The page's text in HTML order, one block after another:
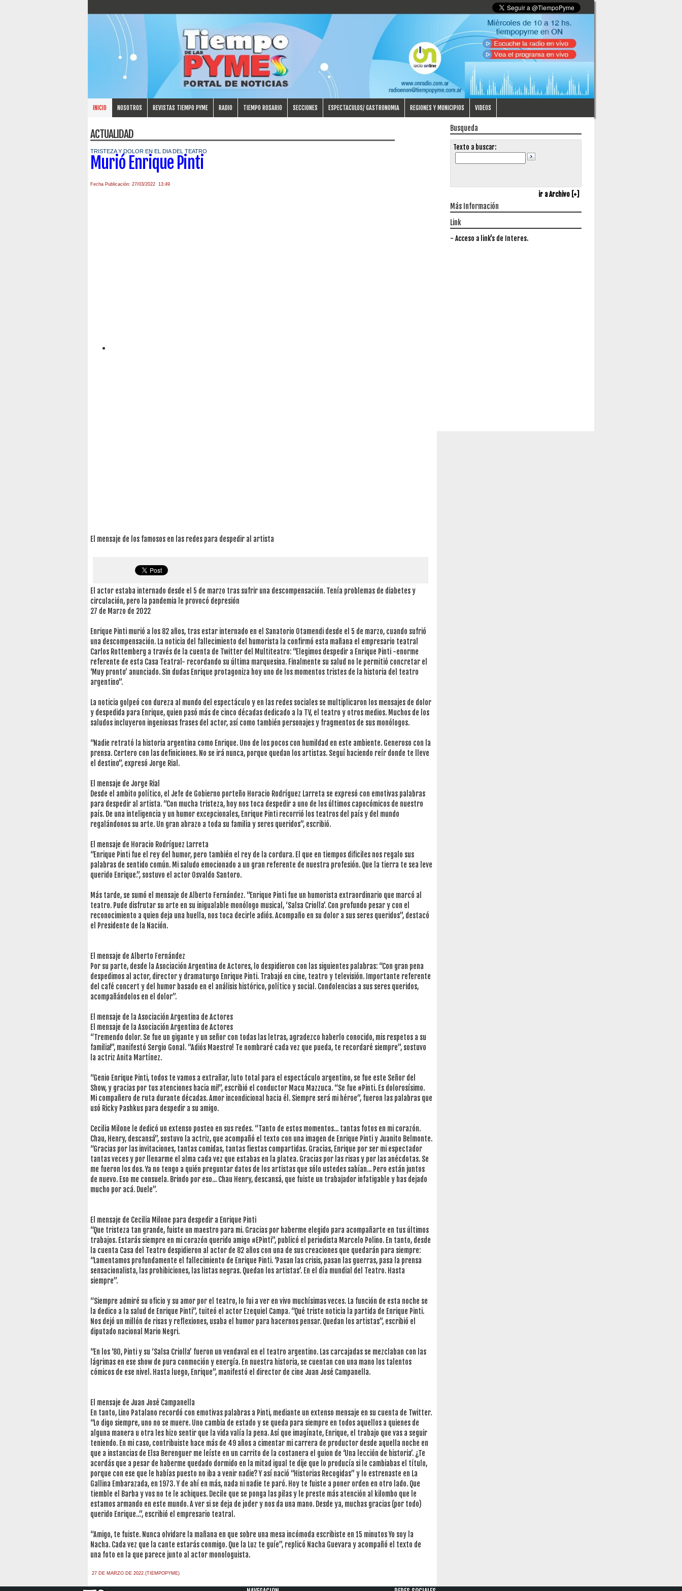
INICIO NOSOTROS REVISTAS TIEMPO PYME RADIO TIEMPO ROSARIO SECCIONES ESPECTACULOS/ GASTRONOMIA REGIONES Y MUNICIPIOS VIDEOS
ACTUALIDAD
TRISTEZA Y DOLOR EN EL DIA DEL TEATRO
Murió Enrique Pinti
Fecha Publicación: 27/03/2022 13:49
El mensaje de los famosos en las redes para despedir al artista
El actor estaba internado desde el 5 de marzo tras sufrir una descompensación. Tenía problemas de diabetes y
circulación, pero la pandemia le provocó depresión
27 de Marzo de 2022
Enrique Pinti murió a los 82 años, tras estar internado en el Sanatorio Otamendi desde el 5 de marzo, cuando sufrió
una descompensación. La noticia del fallecimiento del humorista la confirmó esta mañana el empresario teatral
Carlos Rottemberg a través de la cuenta de Twitter del Multiteatro: “Elegimos despedir a Enrique Pinti -enorme
referente de esta Casa Teatral- recordando su última marquesina. Finalmente su salud no le permitió concretar el
‘Muy pronto’ anunciado. Sin dudas Enrique protagoniza hoy uno de los momentos tristes de la historia del teatro
argentino”.
La noticia golpeó con dureza al mundo del espectáculo y en las redes sociales se multiplicaron los mensajes de dolor
y despedida para Enrique, quien pasó más de cinco décadas dedicado a la TV, el teatro y otros medios. Muchos de los
saludos incluyeron ingeniosas frases del actor, así como también personajes y fragmentos de sus monólogos.
“Nadie retrató la historia argentina como Enrique. Uno de los pocos con humildad en este ambiente. Generoso con la
prensa. Certero con las definiciones. No se irá nunca, porque quedan los artistas. Seguí haciendo reír donde te lleve
el destino”, expresó Jorge Rial.
El mensaje de Jorge Rial
Desde el ambito político, el Jefe de Gobierno porteño Horacio Rodríguez Larreta se expresó con emotivas palabras
para despedir al artista. “Con mucha tristeza, hoy nos toca despedir a uno de los últimos capocómicos de nuestro
país. De una inteligencia y un humor excepcionales, Enrique Pinti recorrió los teatros del país y del mundo
regalándonos su arte. Un gran abrazo a toda su familia y seres queridos”, escribió.
El mensaje de Horacio Rodríguez Larreta
“Enrique Pinti fue el rey del humor, pero también el rey de la cordura. El que en tiempos dificiles nos regalo sus
palabras de sentido común. Mi saludo emocionado a un gran referente de nuestra profesión. Que la tierra te sea leve
querido Enrique.”, sostuvo el actor Osvaldo Santoro.
Más tarde, se sumó el mensaje de Alberto Fernández. “Enrique Pinti fue un humorista extraordinario que marcó al
teatro. Pude disfrutar su arte en su inigualable monólogo musical, ‘Salsa Criolla’. Con profundo pesar y con el
reconocimiento a quien deja una huella, nos toca decirle adiós. Acompaño en su dolor a sus seres queridos”, destacó
el Presidente de la Nación.
El mensaje de Alberto Fernández
Por su parte, desde la Asociación Argentina de Actores, lo despidieron con las siguientes palabras: “Con gran pena
despedimos al actor, director y dramaturgo Enrique Pinti. Trabajó en cine, teatro y televisión. Importante referente
del café concert y del humor basado en el análisis histórico, político y social. Condolencias a sus seres queridos,
acompañándolos en el dolor”.
El mensaje de la Asociación Argentina de Actores
El mensaje de la Asociación Argentina de Actores
“Tremendo dolor. Se fue un gigante y un señor con todas las letras, agradezco haberlo conocido, mis respetos a su
familia!”, manifestó Sergio Gonal. “Adiós Maestro! Te nombraré cada vez que pueda, te recordaré siempre”, sostuvo
la actriz Anita Martínez.
“Genio Enrique Pinti, todos te vamos a extrañar, luto total para el espectáculo argentino, se fue este Señor del
Show, y gracias por tus atenciones hacia mi!”, escribió el conductor Macu Mazzuca. “Se fue #Pinti. Es dolorosísimo.
Mi compañero de ruta durante décadas. Amor incondicional hacia él. Siempre será mi héroe”, fueron las palabras que
usó Ricky Pashkus para despedir a su amigo.
Cecilia Milone le dedicó un extenso posteo en sus redes. “Tanto de estos momentos... tantas fotos en mi corazón.
Chau, Henry, descansá”, sostuvo la actriz, que acompañó el texto con una imagen de Enrique Pinti y Juanito Belmonte.
“Gracias por las invitaciones, tantas comidas, tantas fiestas compartidas. Gracias, Enrique por ser mi espectador
tantas veces y por llenarme el alma cada vez que estabas en la platea. Gracias por las risas y por las anécdotas. Se
me fueron los dos. Ya no tengo a quién preguntar datos de los artistas que sólo ustedes sabían... Pero están juntos
de nuevo. Eso me consuela. Brindo por eso... Chau Henry, descansá, que fuiste un trabajador infatigable y has dejado
mucho por acá. Duele”.
El mensaje de Cecilia Milone para despedir a Enrique Pinti
“Que tristeza tan grande, fuiste un maestro para mi. Gracias por haberme elegido para acompañarte en tus últimos
trabajos. Estarás siempre en mi corazón querido amigo #EPinti”, publicó el periodista Marcelo Polino. En tanto, desde
la cuenta Casa del Teatro despidieron al actor de 82 años con una de sus creaciones que quedarán para siempre:
“Lamentamos profundamente el fallecimiento de Enrique Pinti. ‘Pasan las crisis, pasan las guerras, pasa la prensa
sensacionalista, las prohibiciones, las listas negras. Quedan los artistas’. En el día mundial del Teatro. Hasta
siempre”.
“Siempre admiré su oficio y su amor por el teatro, lo fui a ver en vivo muchísimas veces. La función de esta noche se
la dedico a la salud de Enrique Pinti”, tuiteó el actor Ezequiel Campa. “Qué triste noticia la partida de Enrique Pinti.
Nos dejó un millón de risas y reflexiones, usaba el humor para hacernos pensar. Quedan los artistas”, escribió el
diputado nacional Mario Negri.
“En los ‘80, Pinti y su ‘Salsa Criolla’ fueron un vendaval en el teatro argentino. Las carcajadas se mezclaban con las
lágrimas en ese show de pura conmoción y energía. En nuestra historia, se cuentan con una mano los talentos
cómicos de ese nivel. Hasta luego, Enrique”, manifestó el director de cine Juan José Campanella.
El mensaje de Juan José Campanella
En tanto, Lino Patalano recordó con emotivas palabras a Pinti, mediante un extenso mensaje en su cuenta de Twitter.
“Lo digo siempre, uno no se muere. Uno cambia de estado y se queda para siempre en todos aquellos a quienes de
alguna manera u otra les hizo sentir que la vida valía la pena. Así que imagínate, Enrique, el trabajo que vas a seguir
teniendo. En mi caso, contribuiste hace más de 49 años a cimentar mi carrera de productor desde aquella noche en
que a instancias de Elsa Berenguer me leíste en un carrito de la costanera el guion de ‘Una lección de historia’. ¿Te
acordás que a pesar de haberme quedado dormido en la mitad igual te dije que lo producía si le cambiabas el título,
porque con ese que le habías puesto no iba a venir nadie? Y así nació “Historias Recogidas” y lo estrenaste en La
Gallina Embarazada, en 1973. Y de ahí en más, nada ni nadie te paró. Hoy te fuiste a poner orden en otro lado. Que
tiemble el Barba y vos no te le achiques. Decile que se ponga las pilas y le preste más atención al kilombo que le
estamos armando en este mundo. A ver si se deja de joder y nos da una mano. Desde ya, muchas gracias (por todo)
querido Enrique…”, escribió el empresario teatral.
“Amigo, te fuiste. Nunca olvidare la mañana en que sobre una mesa incómoda escribiste en 15 minutos Yo soy la
Nacha. Cada vez que la cante estarás conmigo. Que la Luz te guíe”, replicó Nacha Guevara y acompañó el texto de
una foto en la que parece junto al actor monologuista.
27 DE MARZO DE 2022.(TIEMPOPYME)
Busqueda
Texto a buscar:
ir a Archivo [+]
Más Información
Link
- Acceso a link's de Interes.